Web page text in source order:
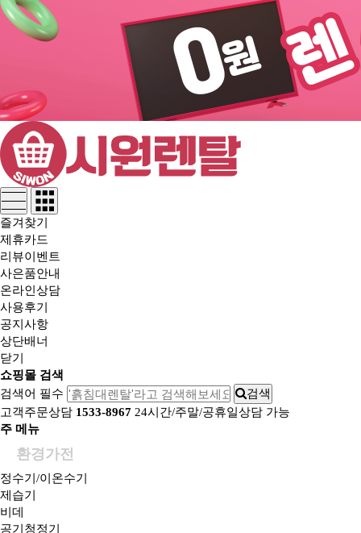
즐겨찾기
제휴카드
리뷰이벤트
사은품안내
온라인상담
사용후기
공지사항
상단배너
닫기
쇼핑몰 검색
검색어 필수
검색
고객주문상담 1533-8967 24시간/주말/공휴일상담 가능
주 메뉴
환경가전
정수기/이온수기
제습기
비데
공기청정기